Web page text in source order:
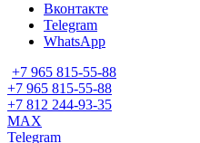
Вконтакте
Telegram
WhatsApp
+7 965 815-55-88
+7 965 815-55-88
+7 812 244-93-35
MAX
Telegram